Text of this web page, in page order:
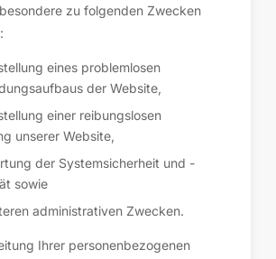
zu folgenden Zwecken
eines problemlosen
der Website,
einer reibungslosen
unserer Website,
der Systemsicherheit und -
sowie
administrativen Zwecken.
Ihrer personenbezogenen